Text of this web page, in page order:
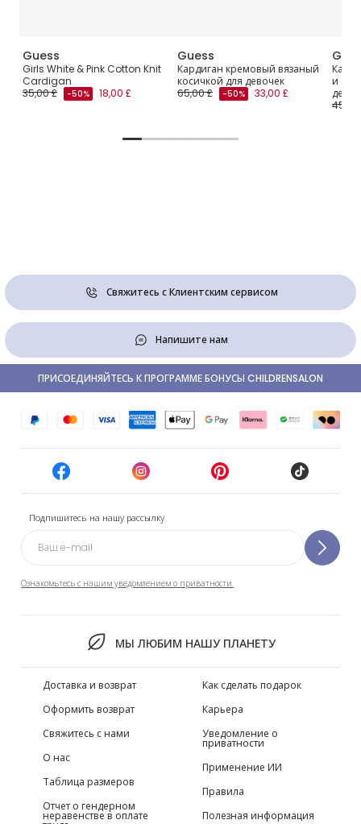
Guess
Girls White & Pink Cotton Knit
Cardigan
35,00 £
-50% 18,00 £
Guess
Кардиган кремовый вязаный
косичкой для девочек
65,00 £
-50% 33,00 £
и
45,00
Свяжитесь с Клиентским сервисом
Напишите нам
Подпишитесь на нашу рассылку
Ознакомьтесь с нашим уведомлением о приватности.
МЫ ЛЮБИМ НАШУ ПЛАНЕТУ
ПРИСОЕДИНЯЙТЕСЬ К ПРОГРАММЕ БОНУСЫ CHILDRENSALON
Доставка и возврат
Оформить возврат
Свяжитесь с нами
О нас
Таблица размеров
Отчет о гендерном
неравенстве в оплате
Как сделать подарок
Карьера
Уведомление о
приватности
Применение ИИ
Правила
Полезная информация